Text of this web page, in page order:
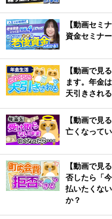
【動画セミ
資金セミナ
【動画で見
ます。年金
天引きされ
【動画で見
亡くなって
【動画で見
否したら「
払いたくな
か？